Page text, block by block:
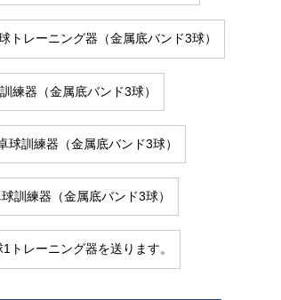
トレーニング器（金属底バンド3球）
練器（金属底バンド3球）
訓練器（金属底バンド3球）
訓練器（金属底バンド3球）
トレーニング器を送ります。